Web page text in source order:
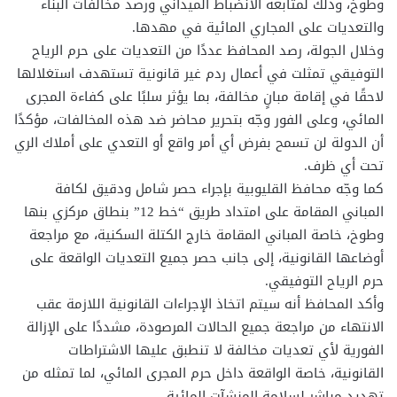
والتعديات على المجاري المائية في مهدها.
وخلال الجولة، رصد المحافظ عددًا من التعديات على حرم الرياح
التوفيقي تمثلت في أعمال ردم غير قانونية تستهدف استغلالها
لاحقًا في إقامة مبانٍ مخالفة، بما يؤثر سلبًا على كفاءة المجرى
المائي، وعلى الفور وجّه بتحرير محاضر ضد هذه المخالفات، مؤكدًا
أن الدولة لن تسمح بفرض أي أمر واقع أو التعدي على أملاك الري
تحت أي ظرف.
كما وجّه محافظ القليوبية بإجراء حصر شامل ودقيق لكافة
المباني المقامة على امتداد طريق “خط 12” بنطاق مركزي بنها
وطوخ، خاصة المباني المقامة خارج الكتلة السكنية، مع مراجعة
أوضاعها القانونية، إلى جانب حصر جميع التعديات الواقعة على
حرم الرياح التوفيقي.
وأكد المحافظ أنه سيتم اتخاذ الإجراءات القانونية اللازمة عقب
الانتهاء من مراجعة جميع الحالات المرصودة، مشددًا على الإزالة
الفورية لأي تعديات مخالفة لا تنطبق عليها الاشتراطات
القانونية، خاصة الواقعة داخل حرم المجرى المائي، لما تمثله من